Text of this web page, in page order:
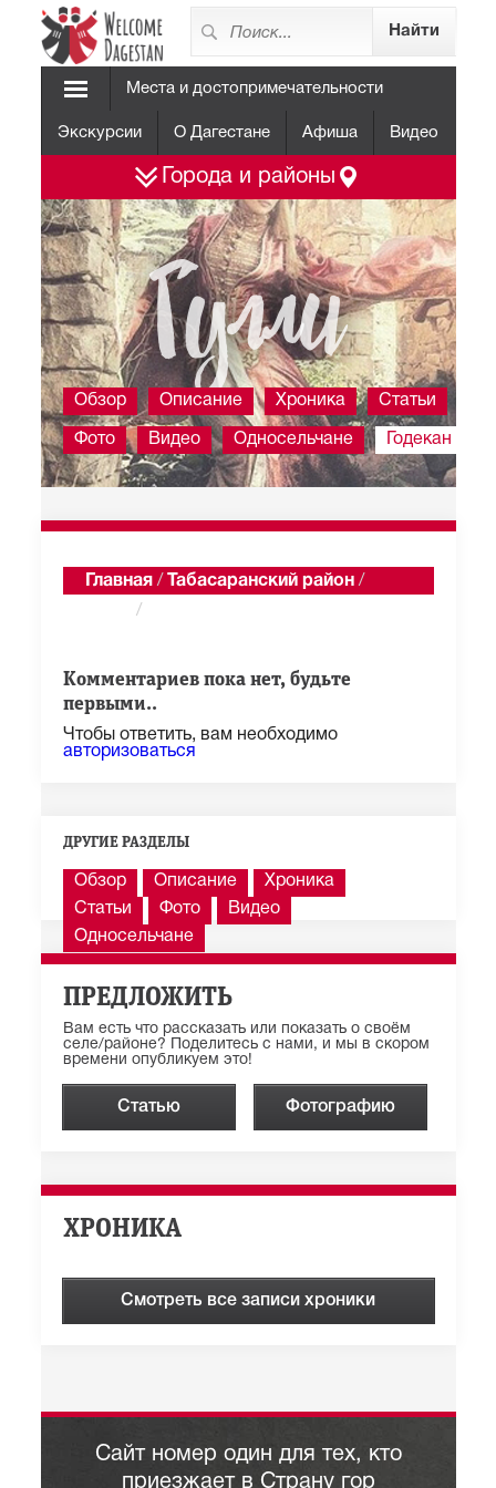
Места и достопримечательности
Экскурсии О Дагестане Афиша Видео
Города и районы
Гулли
Обзор Описание Хроника Статьи
Фото Видео Односельчане Годекан
Главная / Табасаранский район /
/
Показать последние 100 из 1 285 сообщений
Комментариев пока нет, будьте
первыми..
Чтобы ответить, вам необходимо
авторизоваться
ДРУГИЕ РАЗДЕЛЫ
Обзор Описание
Хроника
Статьи
Фото
Видео
Односельчане
ПРЕДЛОЖИТЬ
Вам есть что рассказать или показать о своём
селе/районе? Поделитесь с нами, и мы в скором
времени опубликуем это!
Статью Фотографию
ХРОНИКА
Смотреть все записи хроники
Сайт номер один для тех, кто
приезжает в Страну гор